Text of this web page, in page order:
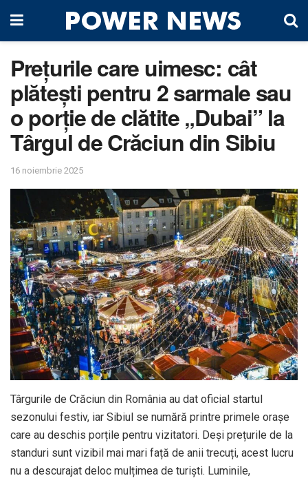
Prețurile care uimesc: cât
plătești pentru 2 sarmale sau
o porție de clătite „Dubai” la
Târgul de Crăciun din Sibiu
16 noiembrie 2025
Târgurile de Crăciun din România au dat oficial startul
sezonului festiv, iar Sibiul se numără printre primele orașe
care au deschis porțile pentru vizitatori. Deși prețurile de la
standuri sunt vizibil mai mari față de anii trecuți, acest lucru
nu a descurajat deloc mulțimea de turiști. Luminile,